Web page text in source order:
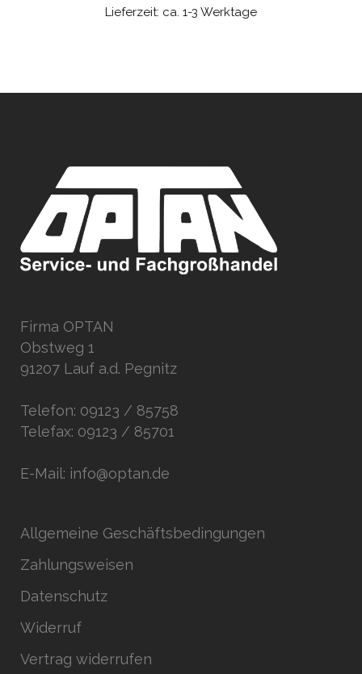
Lieferzeit: ca. 1-3 Werktage
Firma OPTAN
Obstweg 1
91207 Lauf a.d. Pegnitz
Telefon: 09123 / 85758
Telefax: 09123 / 85701
E-Mail: info@optan.de
Allgemeine Geschäftsbedingungen
Zahlungsweisen
Datenschutz
Widerruf
Vertrag widerrufen